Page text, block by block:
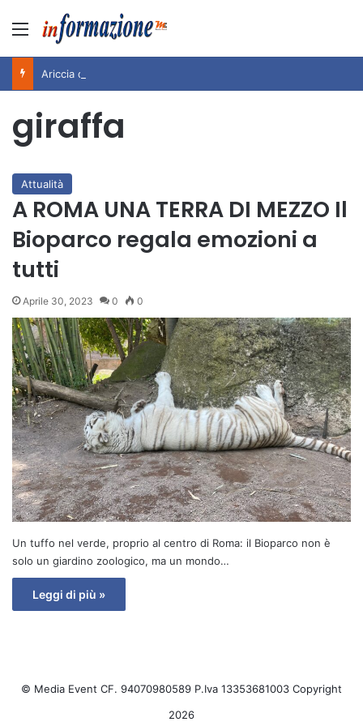
Menu
giraffa
Attualità
A ROMA UNA TERRA DI MEZZO Il
Bioparco regala emozioni a
tutti
Aprile 30, 2023 0 0
Un tuffo nel verde, proprio al centro di Roma: il Bioparco non è
solo un giardino zoologico, ma un mondo…
Leggi di più »
© Media Event CF. 94070980589 P.Iva 13353681003 Copyright
2026